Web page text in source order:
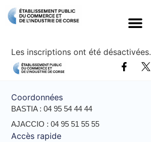
Les inscriptions ont été désactivées.
Coordonnées
BASTIA : 04 95 54 44 44
AJACCIO : 04 95 51 55 55
Accès rapide